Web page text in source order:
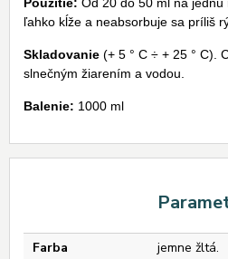
ľahko kĺže a neabsorbuje sa príliš
Skladovanie (+ 5 ° C ÷ + 25 ° C).
slnečným žiarením a vodou.
Balenie: 1000 ml
Farba
jemne žltá.